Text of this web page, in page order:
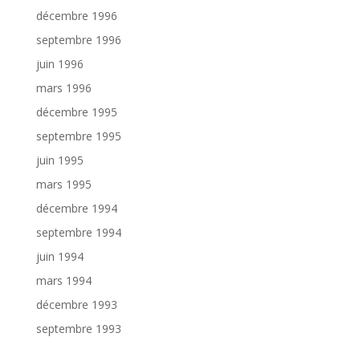
décembre 1996
septembre 1996
juin 1996
mars 1996
décembre 1995
septembre 1995
juin 1995
mars 1995
décembre 1994
septembre 1994
juin 1994
mars 1994
décembre 1993
septembre 1993